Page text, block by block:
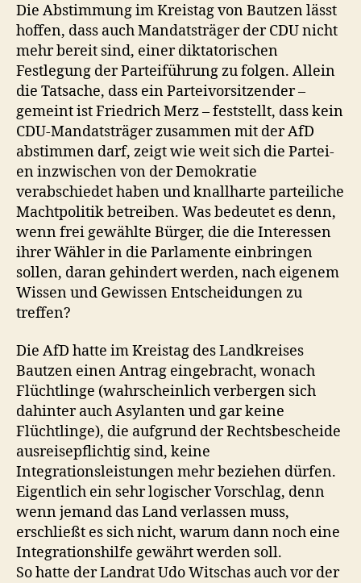
Die Abstimmung im Kreistag von Bautzen lässt
hoffen, dass auch Mandatsträger der CDU nicht
mehr bereit sind, einer diktatorischen
Festlegung der Parteiführung zu folgen. Allein
die Tatsache, dass ein Parteivorsitzender –
gemeint ist Friedrich Merz – feststellt, dass kein
CDU-Mandatsträger zusammen mit der AfD
abstimmen darf, zeigt wie weit sich die Partei-
en inzwischen von der Demokratie
verabschiedet haben und knallharte parteiliche
Machtpolitik betreiben. Was bedeutet es denn,
wenn frei gewählte Bürger, die die Interessen
ihrer Wähler in die Parlamente einbringen
sollen, daran gehindert werden, nach eigenem
Wissen und Gewissen Entscheidungen zu
treffen?
Die AfD hatte im Kreistag des Landkreises
Bautzen einen Antrag eingebracht, wonach
Flüchtlinge (wahrscheinlich verbergen sich
dahinter auch Asylanten und gar keine
Flüchtlinge), die aufgrund der Rechtsbescheide
ausreisepflichtig sind, keine
Integrationsleistungen mehr beziehen dürfen.
Eigentlich ein sehr logischer Vorschlag, denn
wenn jemand das Land verlassen muss,
erschließt es sich nicht, warum dann noch eine
Integrationshilfe gewährt werden soll.
So hatte der Landrat Udo Witschas auch vor der